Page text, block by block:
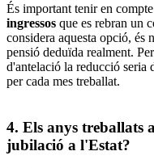
És important tenir en
ingressos que es rebran un
considera aquesta opció, és
pensió deduïda realment.
d'antelació la reducció seria
per cada mes treballat.
4. Els anys treballats
jubilació a l'Estat?